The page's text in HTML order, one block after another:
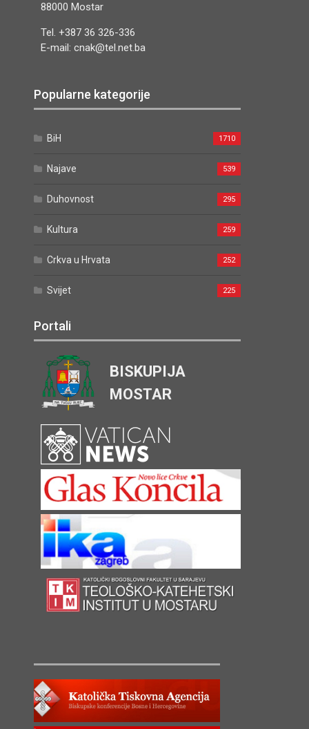
88000 Mostar
Tel. +387 36 326-336
E-mail: cnak@tel.net.ba
Popularne kategorije
BiH 1710
Najave 539
Duhovnost 295
Kultura 259
Crkva u Hrvata 252
Svijet 225
Portali
BISKUPIJA
MOSTAR